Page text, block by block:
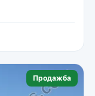
Продажба